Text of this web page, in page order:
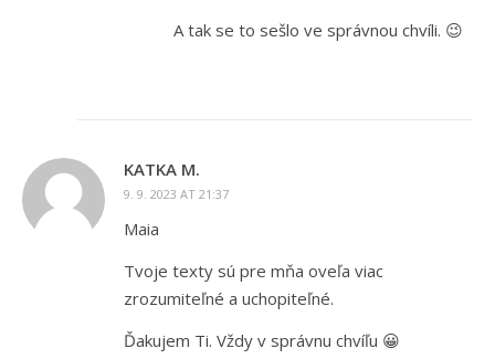
A tak se to sešlo ve správnou chvíli. 😉
KATKA M.
9. 9. 2023 AT 21:37
Maia
Tvoje texty sú pre mňa oveľa viac
zrozumiteľné a uchopiteľné.
Ďakujem Ti. Vždy v správnu chvíľu 😀